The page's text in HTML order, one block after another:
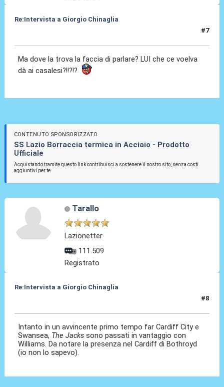
Re:Intervista a Giorgio Chinaglia
#7
Ma dove la trova la faccia di parlare? LUI che ce voelva
dà ai casalesi?!!?!?
CONTENUTO SPONSORIZZATO
SS Lazio Borraccia termica in Acciaio - Prodotto
Ufficiale
Acquistando tramite questo link contribuisci a sostenere il nostro sito, senza costi
aggiuntivi per te.
Tarallo
Lazionetter
111.509
Registrato
Re:Intervista a Giorgio Chinaglia
#8
Intanto in un avvincente primo tempo far Cardiff City e
Swansea, The Jacks sono passati in vantaggio con
Williams. Da notare la presenza nel Cardiff di Bothroyd
(io non lo sapevo).